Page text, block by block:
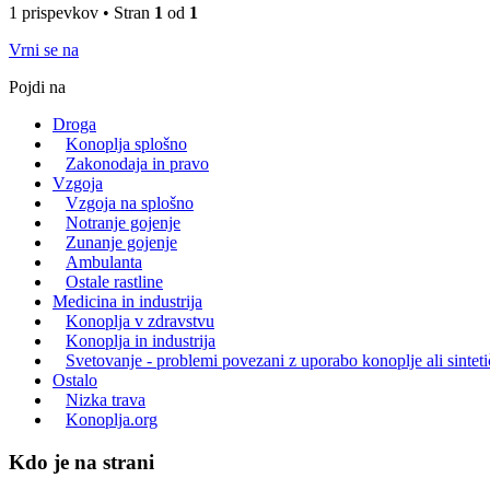
1 prispevkov • Stran 1 od 1
Vrni se na
Pojdi na
Droga
Konoplja splošno
Zakonodaja in pravo
Vzgoja
Vzgoja na splošno
Notranje gojenje
Zunanje gojenje
Ambulanta
Ostale rastline
Medicina in industrija
Konoplja v zdravstvu
Konoplja in industrija
Svetovanje - problemi povezani z uporabo konoplje ali
Ostalo
Nizka trava
Konoplja.org
Kdo je na strani